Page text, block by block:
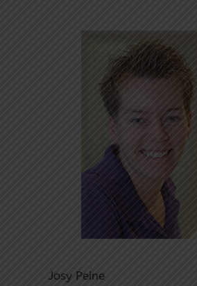
Josy Peine